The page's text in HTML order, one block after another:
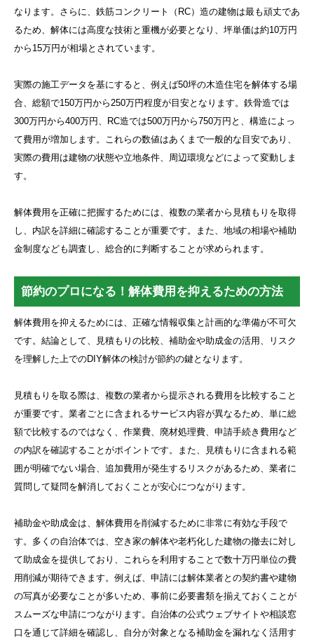
なります。さらに、鉄筋コンクリート（RC）造の建物は最も頑丈であ
るため、解体には高度な技術と重機が必要となり、坪単価は約10万円
から15万円が相場とされています。
実際の施工データを基にすると、例えば50坪の木造住宅を解体する場
合、総額で150万円から250万円程度が目安となります。鉄骨造では
300万円から400万円、RC造では500万円から750万円と、構造によっ
て費用が増加します。これらの数値はあくまで一般的な目安であり、
実際の費用は建物の状態や立地条件、周辺環境などによって変動しま
す。
解体費用を正確に把握するためには、複数の業者から見積もりを取得
し、内訳を詳細に確認することが重要です。また、地域の相場や補助
金制度なども調査し、総合的に判断することが求められます。
節約のプロになる！解体費用を抑えるための方法
解体費用を抑えるためには、正確な情報収集と計画的な準備が不可欠
です。結論として、見積もりの比較、補助金や助成金の活用、リスク
を理解した上でのDIY解体の検討が節約の鍵となります。
見積もりを取る際は、複数の業者から提示される費用を比較すること
が重要です。業者ごとに含まれるサービス内容が異なるため、単に総
額で比較するのではなく、作業費、廃材処理費、申請手続き費用など
の内訳を確認することがポイントです。また、見積もりに含まれる範
囲が明確でない場合、追加費用が発生するリスクがあるため、業者に
質問して疑問を解消しておくことが安心につながります。
補助金や助成金は、解体費用を削減するために非常に有効な手段で
す。多くの自治体では、空き家の解体や老朽化した建物の撤去に対し
て助成金を提供しており、これらを利用することで数十万円単位の費
用削減が期待できます。例えば、申請には解体業者との契約書や建物
の写真が必要なことが多いため、事前に必要書類を揃えておくことが
スムーズな申請につながります。自治体の公式ウェブサイトや相談窓
口を通じて詳細を確認し、自分が対象となる補助金を漏れなく活用す